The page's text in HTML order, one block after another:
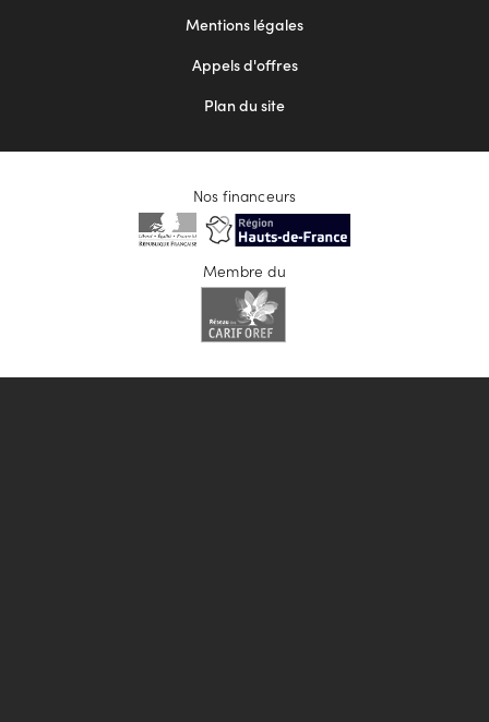
Mentions légales
Appels d'offres
Plan du site
Nos financeurs
Membre du